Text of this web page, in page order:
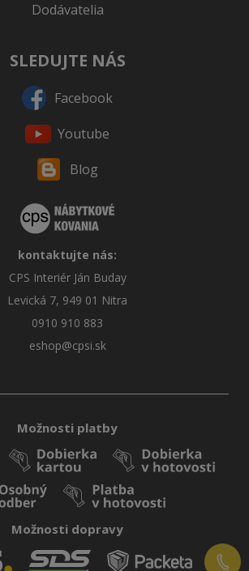
Dodávatelia
SLEDUJTE NÁS
Facebook
Youtube
Blog
kontaktujte nás:
CPS Interiér Ján Buday
Levická 7, 949 01 Nitra
0910 910 883
eshop@cpsi.sk
Možnosti platby
Možnosti dopravy